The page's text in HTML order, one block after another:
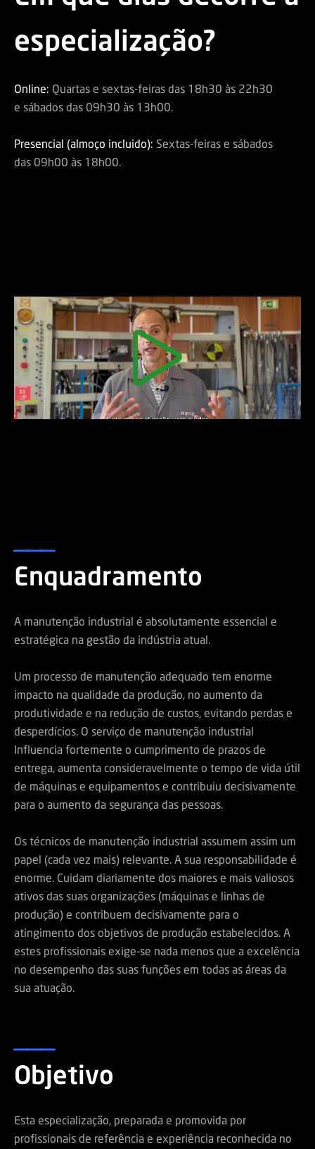
especialização?
Online: Quartas e sextas-feiras das 18h30 às 22h30
e sábados das 09h30 às 13h00.
Presencial (almoço incluido): Sextas-feiras e sábados
das 09h00 às 18h00.
Enquadramento
A manutenção industrial é absolutamente essencial e
estratégica na gestão da indústria atual.
Um processo de manutenção adequado tem enorme
impacto na qualidade da produção, no aumento da
produtividade e na redução de custos, evitando perdas e
desperdícios. O serviço de manutenção industrial
Influencia fortemente o cumprimento de prazos de
entrega, aumenta consideravelmente o tempo de vida útil
de máquinas e equipamentos e contribuiu decisivamente
para o aumento da segurança das pessoas.
Os técnicos de manutenção industrial assumem assim um
papel (cada vez mais) relevante. A sua responsabilidade é
enorme. Cuidam diariamente dos maiores e mais valiosos
ativos das suas organizações (máquinas e linhas de
produção) e contribuem decisivamente para o
atingimento dos objetivos de produção estabelecidos. A
estes profissionais exige-se nada menos que a excelência
no desempenho das suas funções em todas as áreas da
sua atuação.
Objetivo
Esta especialização, preparada e promovida por
profissionais de referência e experiência reconhecida no